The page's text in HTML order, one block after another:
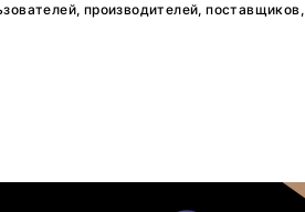
производителей, поставщиков,